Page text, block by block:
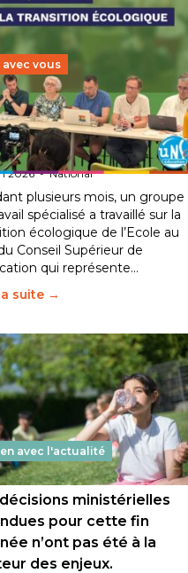
avec vous
écologique de
: l’UNSA Éducation
les lignes
2026-National
plusieurs mois, un groupe
spécialisé a travaillé sur la
écologique de l’Ecole au
Conseil Supérieur de
qui représente…
suite →
avec l'actualité
ministérielles
pour cette fin
n’ont pas été à la
des enjeux.